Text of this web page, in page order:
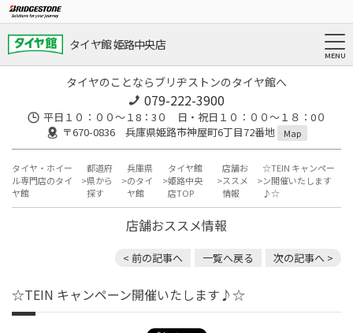
タイヤ館 姫路中央店
タイヤのことならブリヂストンのタイヤ館へ
079-222-3900
平日１０：００～１8：3０ 日・祝日１０：００～１８：0０
〒670-0836 兵庫県姫路市神屋町6丁目72番地
Map
タイヤ・ホイー
ル専門店のタイ
ヤ館
都道府
県から
探す
兵庫県
のタイ
ヤ館
タイヤ館
姫路中央
店TOP
店舗お
ススメ
情報
☆TEIN キャンペー
ン開催いたします
♪☆
店舗おススメ情報
< 前の記事へ 一覧へ戻る 次の記事へ >
☆TEIN キャンペーン開催いたします♪☆